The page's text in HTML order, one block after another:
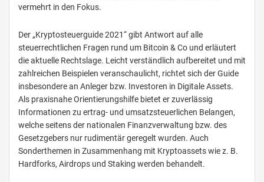
vermehrt in den Fokus.
Der „Kryptosteuerguide 2021“ gibt Antwort auf alle
steuerrechtlichen Fragen rund um Bitcoin & Co und erläutert
die aktuelle Rechtslage. Leicht verständlich aufbereitet und mit
zahlreichen Beispielen veranschaulicht, richtet sich der Guide
insbesondere an Anleger bzw. Investoren in Digitale Assets.
Als praxisnahe Orientierungshilfe bietet er zuverlässig
Informationen zu ertrag- und umsatzsteuerlichen Belangen,
welche seitens der nationalen Finanzverwaltung bzw. des
Gesetzgebers nur rudimentär geregelt wurden. Auch
Sonderthemen in Zusammenhang mit Kryptoassets wie z. B.
Hardforks, Airdrops und Staking werden behandelt.